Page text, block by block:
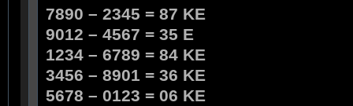
7890 – 2345 = 87 KE
9012 – 4567 = 35 E
1234 – 6789 = 84 KE
3456 – 8901 = 36 KE
5678 – 0123 = 06 KE